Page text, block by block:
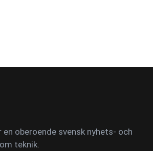
en oberoende svensk nyhets- och
teknik.